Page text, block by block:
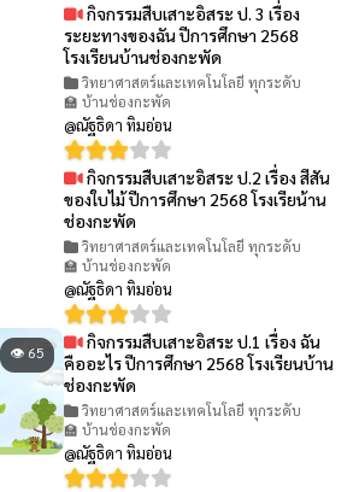
กิจกรรมสืบเสาะอิสระ ป. 3 เรื่อง
ระยะทางของฉัน ปีการศึกษา 2568
โรงเรียนบ้านช่องกะพัด
วิทยาศาสตร์และเทคโนโลยี ทุกระดับ
🏫 บ้านช่องกะพัด
@ณัฐธิดา ทิมอ่อน
กิจกรรมสืบเสาะอิสระ ป.2 เรื่อง สีสัน
ของใบไม้ ปีการศึกษา 2568 โรงเรียน้าน
ช่องกะพัด
วิทยาศาสตร์และเทคโนโลยี ทุกระดับ
🏫 บ้านช่องกะพัด
@ณัฐธิดา ทิมอ่อน
👁 65
กิจกรรมสืบเสาะอิสระ ป.1 เรื่อง ฉัน
คืออะไร ปีการศึกษา 2568 โรงเรียนบ้าน
ช่องกะพัด
วิทยาศาสตร์และเทคโนโลยี ทุกระดับ
🏫 บ้านช่องกะพัด
@ณัฐธิดา ทิมอ่อน